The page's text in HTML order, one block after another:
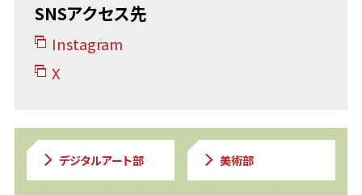
SNSアクセス先
Instagram
X
デジタルアート部 美術部